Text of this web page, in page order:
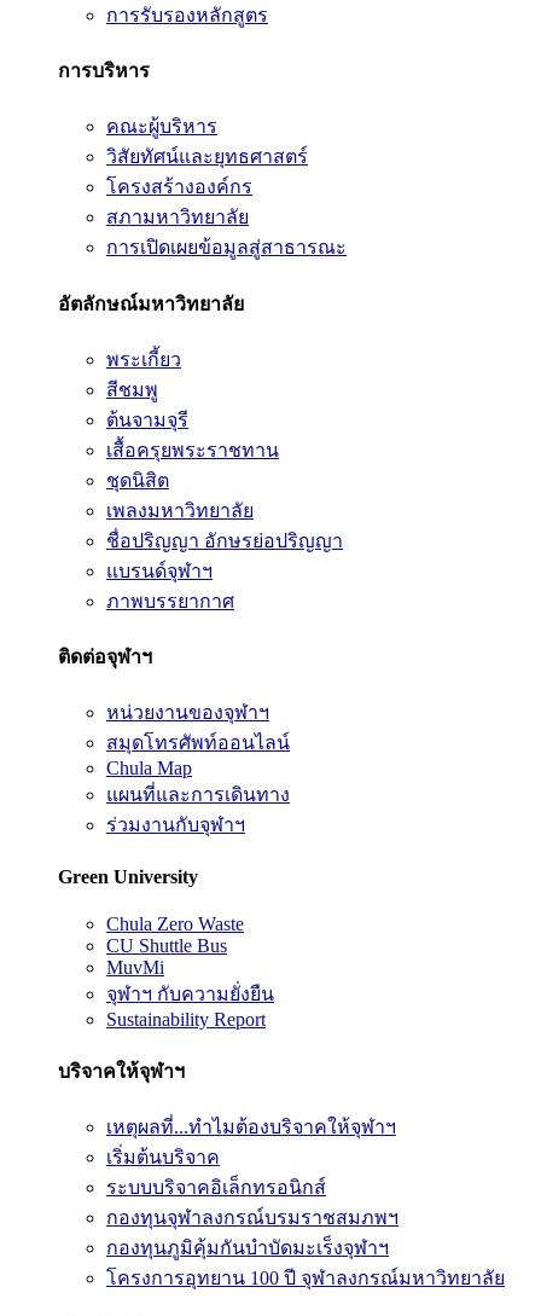
การรับรองหลักสูตร
การบริหาร
คณะผู้บริหาร
วิสัยทัศน์และยุทธศาสตร์
โครงสร้างองค์กร
สภามหาวิทยาลัย
การเปิดเผยข้อมูลสู่สาธารณะ
อัตลักษณ์มหาวิทยาลัย
พระเกี้ยว
สีชมพู
ต้นจามจุรี
เสื้อครุยพระราชทาน
ชุดนิสิต
เพลงมหาวิทยาลัย
ชื่อปริญญา อักษรย่อปริญญา
แบรนด์จุฬาฯ
ภาพบรรยากาศ
ติดต่อจุฬาฯ
หน่วยงานของจุฬาฯ
สมุดโทรศัพท์ออนไลน์
Chula Map
แผนที่และการเดินทาง
ร่วมงานกับจุฬาฯ
Green University
Chula Zero Waste
CU Shuttle Bus
MuvMi
จุฬาฯ กับความยั่งยืน
Sustainability Report
บริจาคให้จุฬาฯ
เหตุผลที่...ทำไมต้องบริจาคให้จุฬาฯ
เริ่มต้นบริจาค
ระบบบริจาคอิเล็กทรอนิกส์
กองทุนจุฬาลงกรณ์บรมราชสมภพฯ
กองทุนภูมิคุ้มกันบำบัดมะเร็งจุฬาฯ
โครงการอุทยาน 100 ปี จุฬาลงกรณ์มหาวิทยาลัย